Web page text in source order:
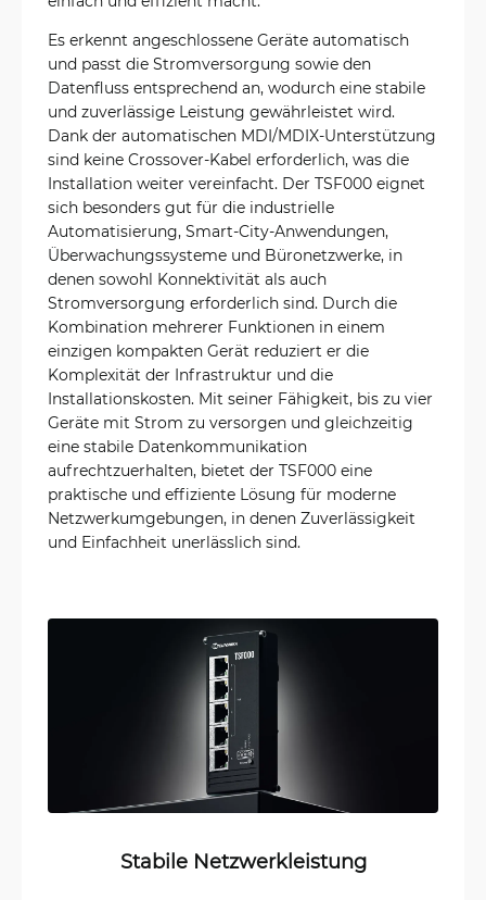
Es erkennt angeschlossene Geräte automatisch
und passt die Stromversorgung sowie den
Datenfluss entsprechend an, wodurch eine stabile
und zuverlässige Leistung gewährleistet wird.
Dank der automatischen MDI/MDIX-Unterstützung
sind keine Crossover-Kabel erforderlich, was die
Installation weiter vereinfacht. Der TSF000 eignet
sich besonders gut für die industrielle
Automatisierung, Smart-City-Anwendungen,
Überwachungssysteme und Büronetzwerke, in
denen sowohl Konnektivität als auch
Stromversorgung erforderlich sind. Durch die
Kombination mehrerer Funktionen in einem
einzigen kompakten Gerät reduziert er die
Komplexität der Infrastruktur und die
Installationskosten. Mit seiner Fähigkeit, bis zu vier
Geräte mit Strom zu versorgen und gleichzeitig
eine stabile Datenkommunikation
aufrechtzuerhalten, bietet der TSF000 eine
praktische und effiziente Lösung für moderne
Netzwerkumgebungen, in denen Zuverlässigkeit
und Einfachheit unerlässlich sind.
Stabile Netzwerkleistung